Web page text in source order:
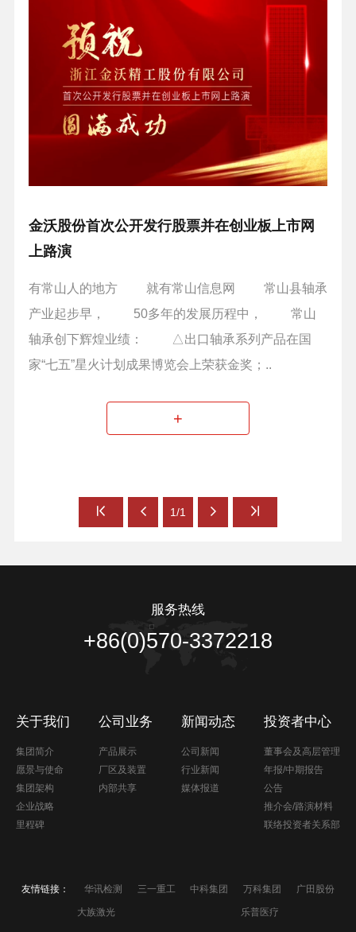
金沃股份首次公开发行股票并在创业板上市网
上路演
有常山人的地方 就有常山信息网 常山县轴承
产业起步早， 50多年的发展历程中， 常山
轴承创下辉煌业绩： △出口轴承系列产品在国
家“七五”星火计划成果博览会上荣获金奖；..
+
1/1
服务热线
+86(0)570-3372218
关于我们
集团简介
愿景与使命
集团架构
企业战略
里程碑
公司业务
产品展示
厂区及装置
内部共享
新闻动态
公司新闻
行业新闻
媒体报道
投资者中心
董事会及高层管理
年报/中期报告
公告
推介会/路演材料
联络投资者关系部
友情链接： 华讯检测 三一重工 中科集团 万科集团 广田股份
大族激光 乐普医疗